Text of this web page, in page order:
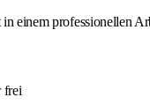
einem professionellen
frei